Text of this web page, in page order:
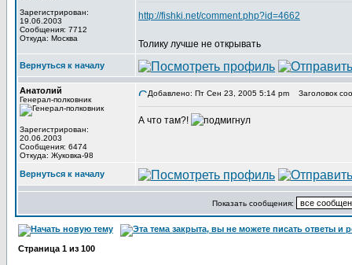
Зарегистрирован:
19.06.2003
Сообщения: 7712
Откуда: Москва
http://fishki.net/comment.php?id=4662
Толику лучше не открывать
Вернуться к началу
Анатолий
Генерал-полковник
Зарегистрирован:
20.06.2003
Сообщения: 6474
Откуда: Жуковка-98
Добавлено: Пт Сен 23, 2005 5:14 pm Заголовок
А что там?!
Вернуться к началу
Показать сообщения:
Страница 1 из 100